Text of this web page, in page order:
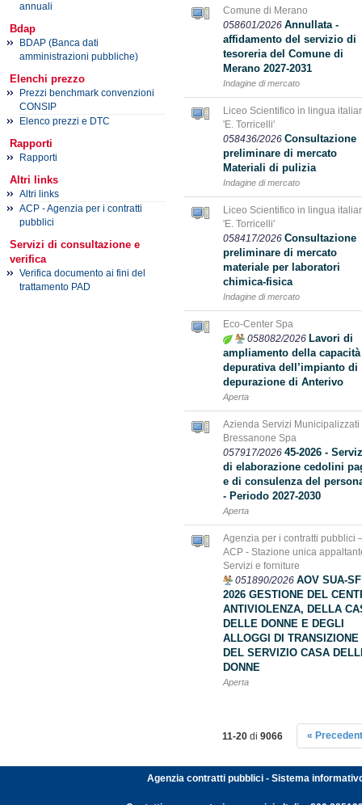
annuali
Bdap
BDAP (Banca dati
amministrazioni pubbliche)
Elenchi prezzo
Prezzi benchmark convenzioni
CONSIP
Elenco prezzi e DTC
Rapporti
Rapporti
Altri links
Altri links
ACP - Agenzia per i contratti
pubblici
Servizi di consultazione e
verifica
Verifica documento ai fini del
trattamento PAD
Comune di Merano
058601/2026 Annullata -
affidamento del servizio di
tesoreria del Comune di
Merano 2027-2031
Indagine di mercato
Liceo Scientifico in lingua
'E. Torricelli'
058436/2026 Consultazione
preliminare di mercato
Materiali di pulizia
Indagine di mercato
Liceo Scientifico in lingua
'E. Torricelli'
058417/2026 Consultazione
preliminare di mercato
materiale per laboratori
chimica-fisica
Indagine di mercato
Eco-Center Spa
058082/2026 Lavori di
ampliamento della capacità
depurativa dell’impianto di
depurazione di Anterivo
Aperta
Azienda Servizi Municipalizzati
Bressanone Spa
057917/2026 45-2026 -
di elaborazione cedolini
e di consulenza del
- Periodo 2027-2030
Aperta
Agenzia per i contratti pubblici
ACP - Stazione unica
Servizi e forniture
051890/2026 AOV SUA-
2026 GESTIONE DEL
ANTIVIOLENZA, DELLA
DELLE DONNE E DEGLI
ALLOGGI DI TRANSIZIONE
DEL SERVIZIO CASA
DONNE
Aperta
11-20 di 9066 «
Agenzia contratti pubblici - Sistema